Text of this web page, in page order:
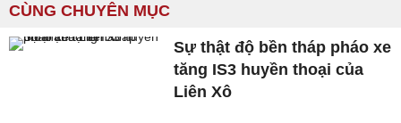
CÙNG CHUYÊN MỤC
Sự thật độ bền tháp pháo xe
tăng IS3 huyền thoại của
Liên Xô